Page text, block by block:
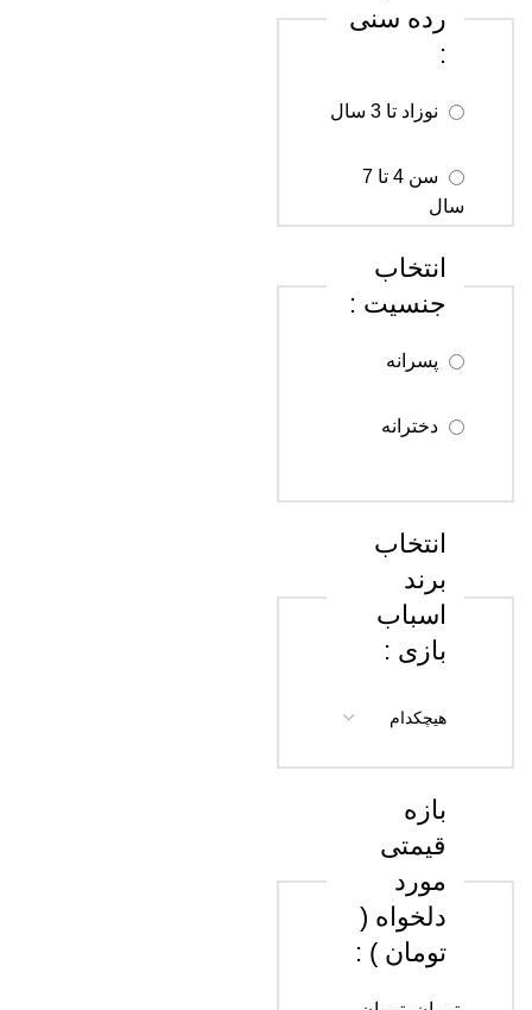
رده سنی
:
سن 4 تا 7
سال
سال
انتخاب
جنسیت :
انتخاب
برند
اسباب
بازی :
بازه
قیمتی
مورد
دلخواه (
تومان ) :